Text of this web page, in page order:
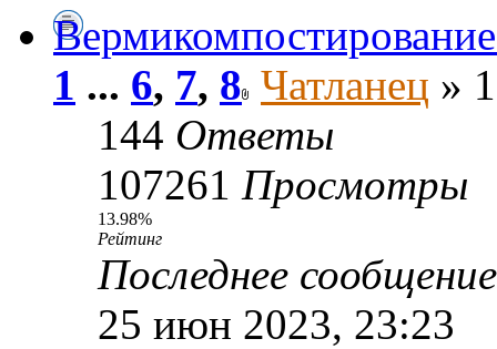
1 ... 6, 7, 8 Чатланец »
144 Ответы
107261 Просмотры
13.98%
Рейтинг
Последнее
25 июн 2023, 23:23